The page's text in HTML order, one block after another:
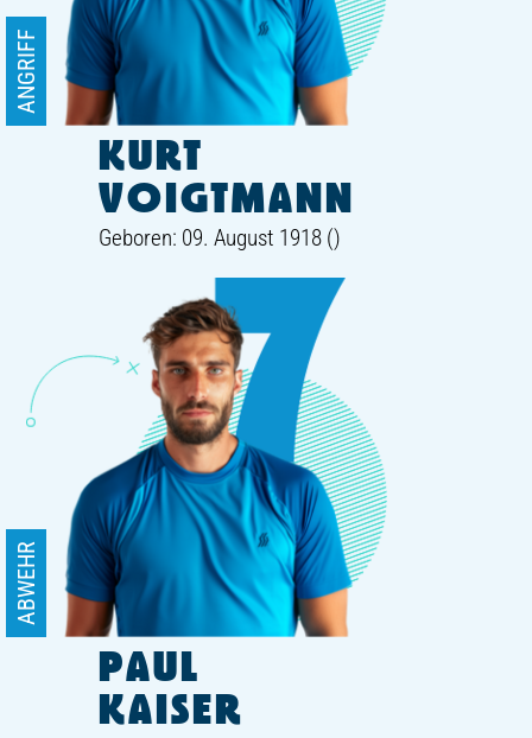
KURT
VOIGTMANN
ANGRIFF
Geboren: 09. August 1918 ()
PAUL
KAISER
ABWEHR